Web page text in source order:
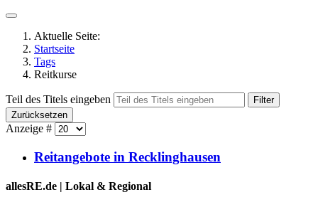
Aktuelle Seite:
Startseite
Tags
Reitkurse
Teil des Titels eingeben
Filter
Zurücksetzen
Anzeige #
Reitangebote in Recklinghausen
allesRE.de | Lokal & Regional